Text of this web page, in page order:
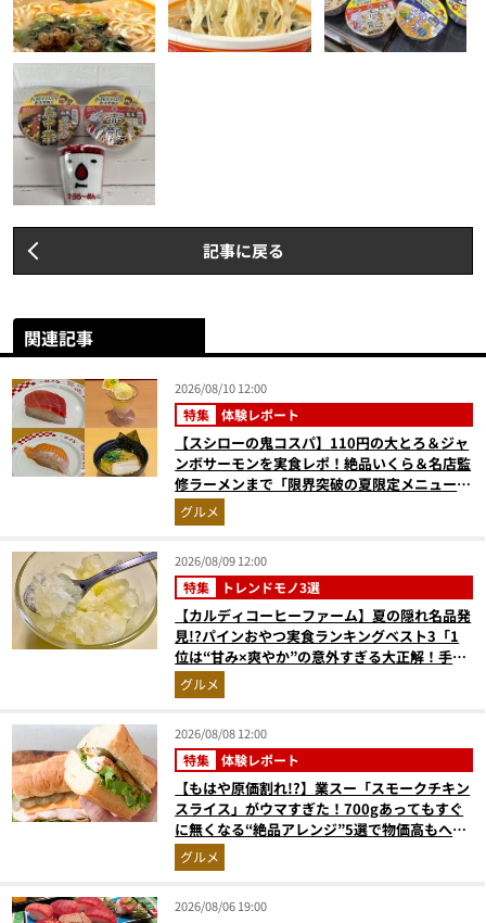
記事に戻る
関連記事
2026/08/10 12:00
特集 体験レポート
【スシローの鬼コスパ】110円の大とろ＆ジャ
ンボサーモンを実食レポ！絶品いくら＆名店監
修ラーメンまで「限界突破の夏限定メニュー」
12品
グルメ
2026/08/09 12:00
特集 トレンドモノ3選
【カルディコーヒーファーム】夏の隠れ名品発
見!?パインおやつ実食ランキングベスト3「1
位は“甘み×爽やか”の意外すぎる大正解！手が
止まらない『かりんとう』」
グルメ
2026/08/08 12:00
特集 体験レポート
【もはや原価割れ!?】業スー「スモークチキン
スライス」がウマすぎた！700gあってもすぐ
に無くなる“絶品アレンジ”5選で物価高もへっ
ちゃら
グルメ
2026/08/06 19:00